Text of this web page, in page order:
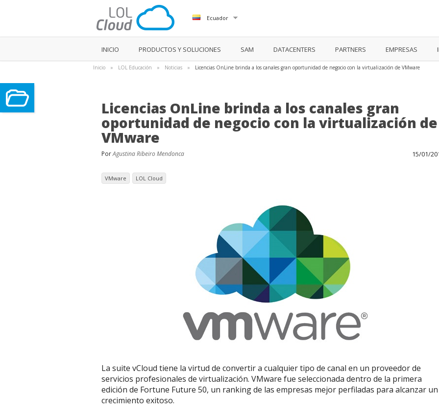
Ecuador
INICIO PRODUCTOS Y SOLUCIONES SAM DATACENTERS PARTNERS EMPRESAS
Inicio » LOL Educación » Noticias » Licencias OnLine brinda a los canales gran oportunidad de negocio con la virtualización de VMware
Licencias OnLine brinda a los canales gran
oportunidad de negocio con la virtualización de
VMware
PorAgustina Ribeiro Mendonca 15/01/
VMware LOL Cloud
La suite vCloud tiene la virtud de convertir a cualquier tipo de canal en un proveedor de
servicios profesionales de virtualización. VMware fue seleccionada dentro de la primera
edición de Fortune Future 50, un ranking de las empresas mejor perfiladas para alcanzar un
crecimiento exitoso.